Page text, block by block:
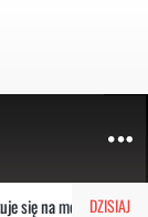
DZISIAJ
się na mecz z KP